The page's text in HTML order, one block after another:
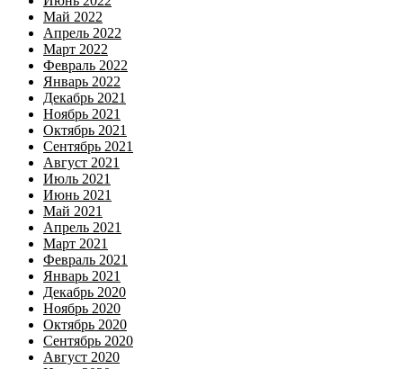
Май 2022
Апрель 2022
Март 2022
Февраль 2022
Январь 2022
Декабрь 2021
Ноябрь 2021
Октябрь 2021
Сентябрь 2021
Август 2021
Июль 2021
Июнь 2021
Май 2021
Апрель 2021
Март 2021
Февраль 2021
Январь 2021
Декабрь 2020
Ноябрь 2020
Октябрь 2020
Сентябрь 2020
Август 2020